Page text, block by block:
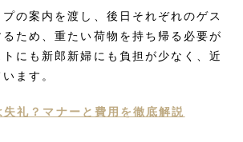
の案内を渡し、後日それぞれのゲス
るため、重たい荷物を持ち帰る必要が
にも新郎新婦にも負担が少なく、近
ます。
礼？マナーと費用を徹底解説